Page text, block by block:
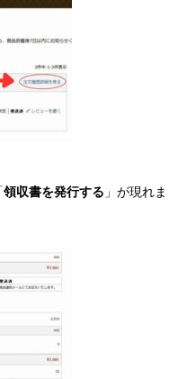
領収書を発行する 」が現れま